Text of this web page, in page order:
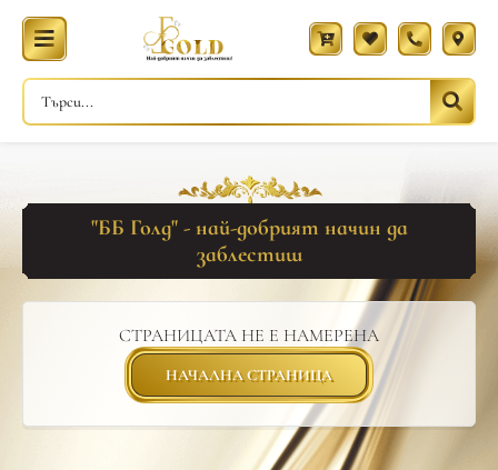
"ББ Голд" - най-добрият начин да
заблестиш
СТРАНИЦАТА НЕ Е НАМЕРЕНА
НАЧАЛНА СТРАНИЦА